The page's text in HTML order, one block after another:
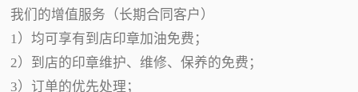
我们的增值服务（长期合同客户）
1）均可享有到店印章加油免费；
2）到店的印章维护、维修、保养的免费；
3）订单的优先处理；